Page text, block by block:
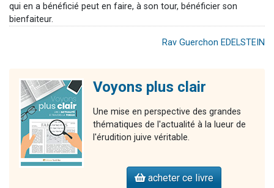
qui en a bénéficié peut en faire, à son tour, bénéficier son
bienfaiteur.
Rav Guerchon EDELSTEIN
Voyons plus clair
Une mise en perspective des grandes
thématiques de l'actualité à la lueur de
l'érudition juive véritable.
acheter ce livre